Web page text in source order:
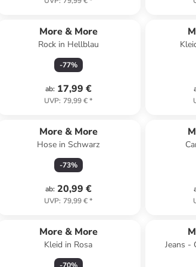
More & More
Rock in Hellblau
-77%
ab: 17,99 €
UVP: 79,99 €*
More & More
Hose in Schwarz
-73%
ab: 20,99 €
UVP: 79,99 €*
More & More
Kleid in Rosa Jeans -